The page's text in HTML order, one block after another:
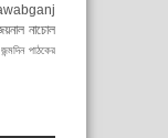
নাচোল
জন্মদিন পাঠকের